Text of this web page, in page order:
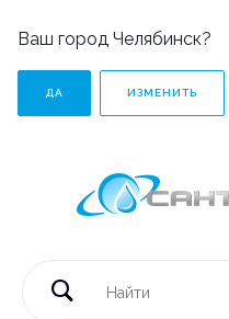
Ваш город Челябинск?
ДА ИЗМЕНИТЬ